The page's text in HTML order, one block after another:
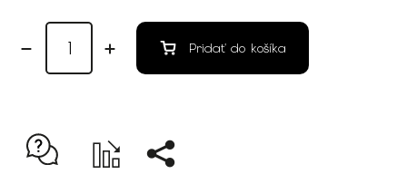
Pridať do košíka